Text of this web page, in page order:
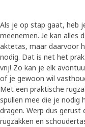
Als je op stap gaat, heb
meenemen. Je kan alles
aktetas, maar daarvoor
nodig. Dat is net het
vrij! Zo kan je elk
of je gewoon wil
Met een praktische
spullen mee die je nodig
dragen. Werp dus
rugzakken en